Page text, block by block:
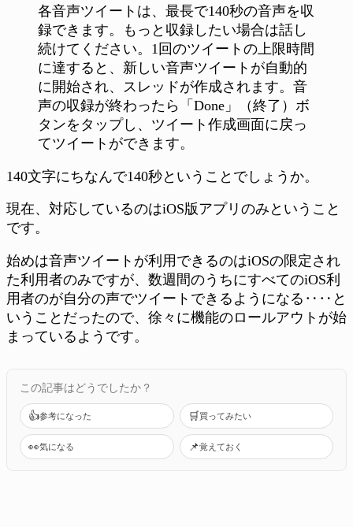
各音声ツイートは、最長で140秒の音声を収
録できます。もっと収録したい場合は話し
続けてください。1回のツイートの上限時間
に達すると、新しい音声ツイートが自動的
に開始され、スレッドが作成されます。音
声の収録が終わったら「Done」（終了）ボ
タンをタップし、ツイート作成画面に戻っ
てツイートができます。
140文字にちなんで140秒ということでしょうか。
現在、対応しているのはiOS版アプリのみということ
です。
始めは音声ツイートが利用できるのはiOSの限定され
た利用者のみですが、数週間のうちにすべてのiOS利
用者のが自分の声でツイートできるようになる‥‥と
いうことだったので、徐々に機能のロールアウトが始
まっているようです。
この記事はどうでしたか？
👍参考になった 🛒買ってみたい
👀気になる 📌覚えておく